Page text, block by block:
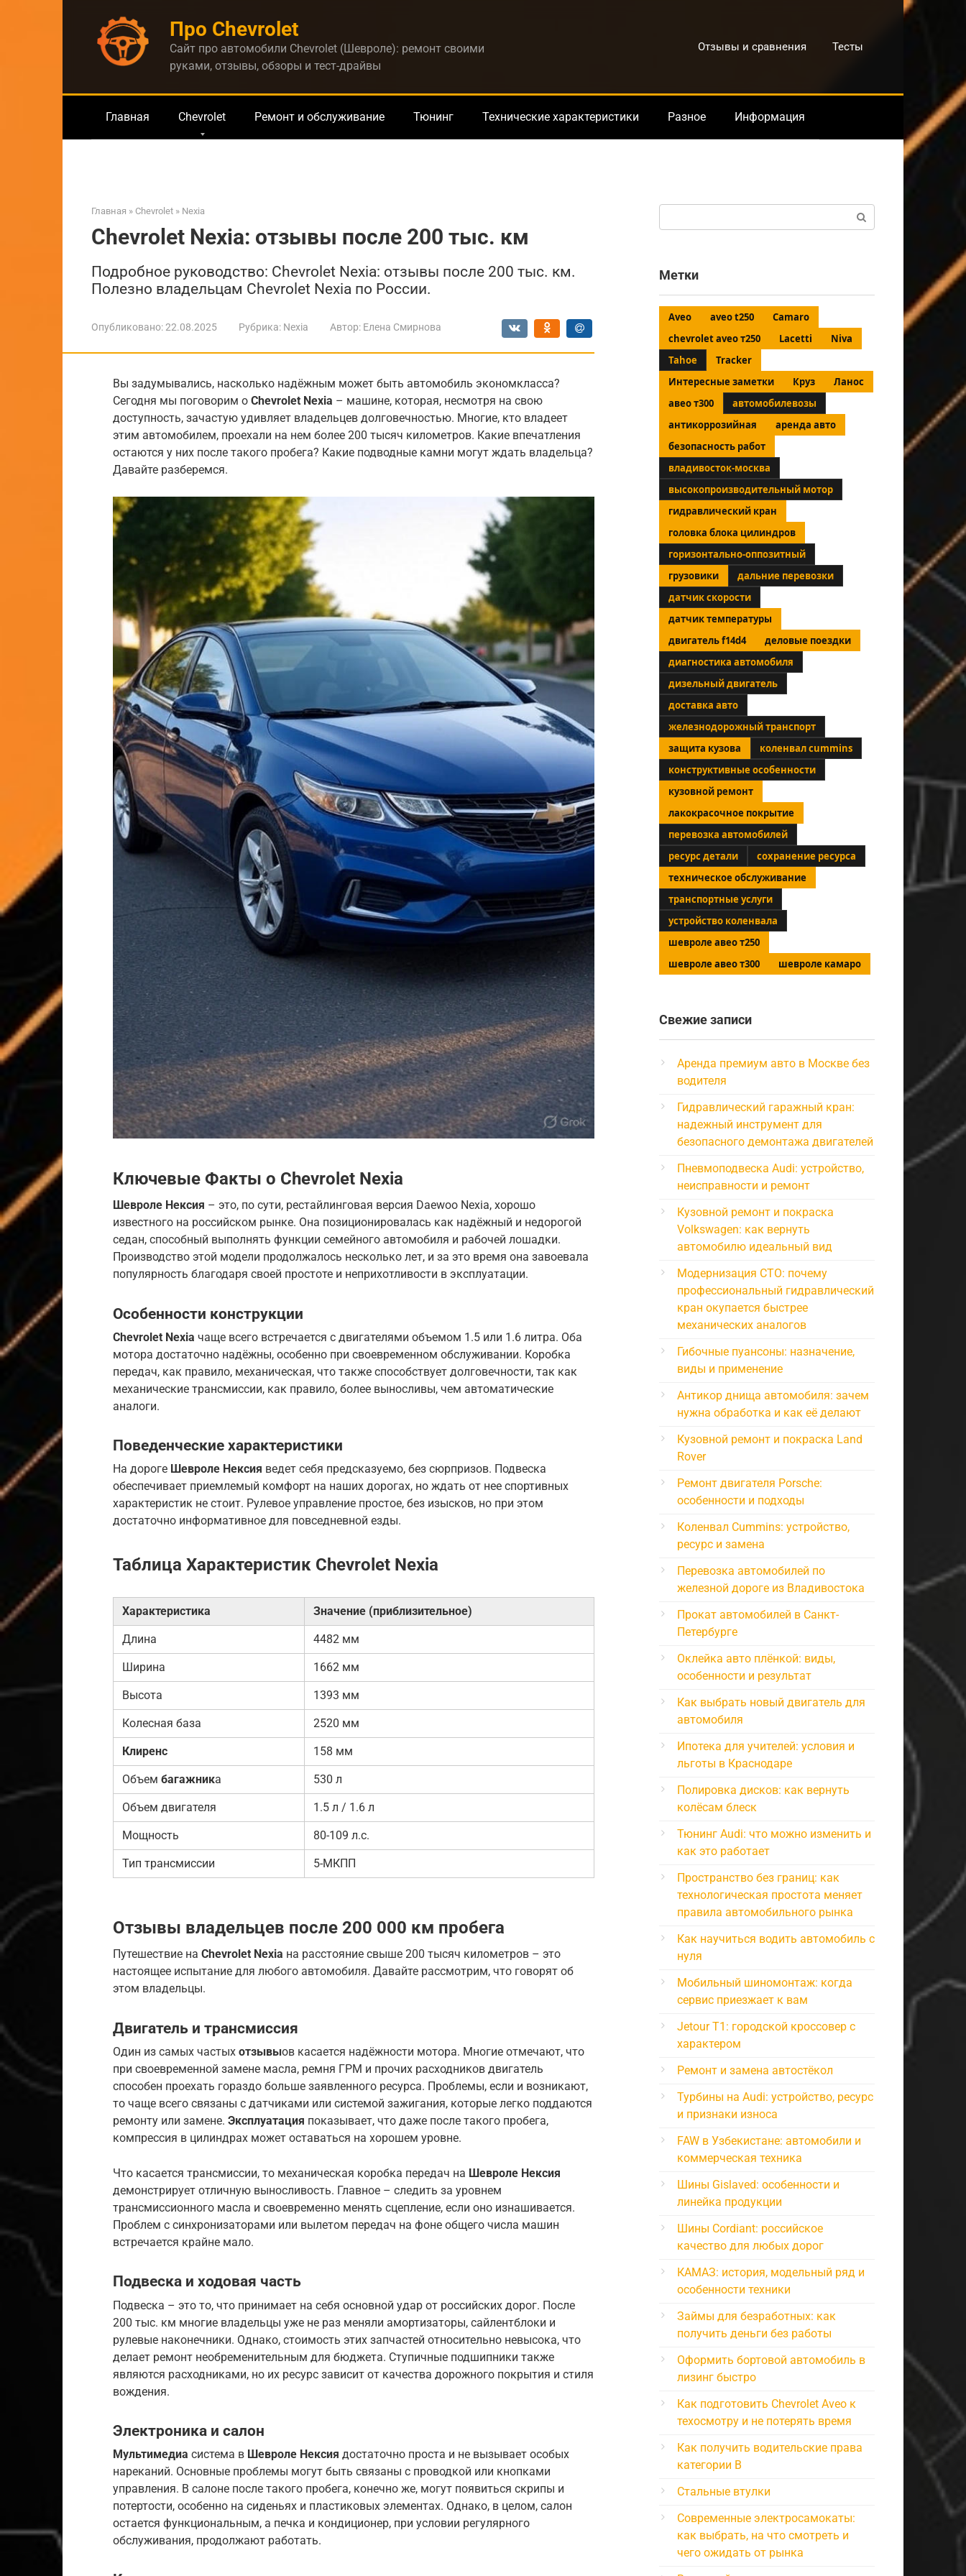
Про Chevrolet
Сайт про автомобили Chevrolet (Шевроле): ремонт своими
руками, отзывы, обзоры и тест-драйвы
Отзывы и сравнения Тесты
Главная Chevrolet Ремонт и обслуживание Тюнинг Технические характеристики Разное Информация
Главная » Chevrolet » Nexia
Chevrolet Nexia: отзывы после 200 тыс. км
Подробное руководство: Chevrolet Nexia: отзывы после 200 тыс. км.
Полезно владельцам Chevrolet Nexia по России.
Опубликовано:22.08.2025 Рубрика: Nexia Автор: Елена Смирнова
Вы задумывались, насколько надёжным может быть автомобиль экономкласса?
Сегодня мы поговорим о Chevrolet Nexia – машине, которая, несмотря на свою
доступность, зачастую удивляет владельцев долговечностью. Многие, кто владеет
этим автомобилем, проехали на нем более 200 тысяч километров. Какие впечатления
остаются у них после такого пробега? Какие подводные камни могут ждать владельца?
Давайте разберемся.
Ключевые Факты о Chevrolet Nexia
Шевроле Нексия – это, по сути, рестайлинговая версия Daewoo Nexia, хорошо
известного на российском рынке. Она позиционировалась как надёжный и недорогой
седан, способный выполнять функции семейного автомобиля и рабочей лошадки.
Производство этой модели продолжалось несколько лет, и за это время она завоевала
популярность благодаря своей простоте и неприхотливости в эксплуатации.
Особенности конструкции
Chevrolet Nexia чаще всего встречается с двигателями объемом 1.5 или 1.6 литра. Оба
мотора достаточно надёжны, особенно при своевременном обслуживании. Коробка
передач, как правило, механическая, что также способствует долговечности, так как
механические трансмиссии, как правило, более выносливы, чем автоматические
аналоги.
Поведенческие характеристики
На дороге Шевроле Нексия ведет себя предсказуемо, без сюрпризов. Подвеска
обеспечивает приемлемый комфорт на наших дорогах, но ждать от нее спортивных
характеристик не стоит. Рулевое управление простое, без изысков, но при этом
достаточно информативное для повседневной езды.
Таблица Характеристик Chevrolet Nexia
Характеристика Значение (приблизительное)
Длина 4482 мм
Ширина 1662 мм
Высота 1393 мм
Колесная база 2520 мм
Клиренс 158 мм
Объем багажника 530 л
Объем двигателя 1.5 л / 1.6 л
Мощность 80-109 л.с.
Тип трансмиссии 5-МКПП
Отзывы владельцев после 200 000 км пробега
Путешествие на Chevrolet Nexia на расстояние свыше 200 тысяч километров – это
настоящее испытание для любого автомобиля. Давайте рассмотрим, что говорят об
этом владельцы.
Двигатель и трансмиссия
Один из самых частых отзывыов касается надёжности мотора. Многие отмечают, что
при своевременной замене масла, ремня ГРМ и прочих расходников двигатель
способен проехать гораздо больше заявленного ресурса. Проблемы, если и возникают,
то чаще всего связаны с датчиками или системой зажигания, которые легко поддаются
ремонту или замене. Эксплуатация показывает, что даже после такого пробега,
компрессия в цилиндрах может оставаться на хорошем уровне.
Что касается трансмиссии, то механическая коробка передач на Шевроле Нексия
демонстрирует отличную выносливость. Главное – следить за уровнем
трансмиссионного масла и своевременно менять сцепление, если оно изнашивается.
Проблем с синхронизаторами или вылетом передач на фоне общего числа машин
встречается крайне мало.
Подвеска и ходовая часть
Подвеска – это то, что принимает на себя основной удар от российских дорог. После
200 тыс. км многие владельцы уже не раз меняли амортизаторы, сайлентблоки и
рулевые наконечники. Однако, стоимость этих запчастей относительно невысока, что
делает ремонт необременительным для бюджета. Ступичные подшипники также
являются расходниками, но их ресурс зависит от качества дорожного покрытия и стиля
вождения.
Электроника и салон
Мультимедиа система в Шевроле Нексия достаточно проста и не вызывает особых
нареканий. Основные проблемы могут быть связаны с проводкой или кнопками
управления. В салоне после такого пробега, конечно же, могут появиться скрипы и
потертости, особенно на сиденьях и пластиковых элементах. Однако, в целом, салон
остается функциональным, а печка и кондиционер, при условии регулярного
обслуживания, продолжают работать.
Метки
Aveo aveo t250
Camaro
chevrolet aveo т250
Lacetti
Niva
Tahoe
Tracker
Интересные заметки
Круз
Ланос
авео т300
автомобилевозы
антикоррозийная
аренда авто
безопасность работ
владивосток-москва
высокопроизводительный мотор
гидравлический кран
головка блока цилиндров
горизонтально-оппозитный
грузовики
дальние перевозки
датчик скорости
датчик температуры
двигатель f14d4
деловые поездки
диагностика автомобиля
дизельный двигатель
доставка авто
железнодорожный транспорт
защита кузова
коленвал cummins
конструктивные особенности
кузовной ремонт
лакокрасочное покрытие
перевозка автомобилей
ресурс детали
сохранение ресурса
техническое обслуживание
транспортные услуги
устройство коленвала
шевроле авео т250
шевроле авео т300
шевроле камаро
Свежие записи
Аренда премиум авто в Москве без
водителя
Гидравлический гаражный кран:
надежный инструмент для
безопасного демонтажа двигателей
Пневмоподвеска Audi: устройство,
неисправности и ремонт
Кузовной ремонт и покраска
Volkswagen: как вернуть
автомобилю идеальный вид
Модернизация СТО: почему
профессиональный гидравлический
кран окупается быстрее
механических аналогов
Гибочные пуансоны: назначение,
виды и применение
Антикор днища автомобиля: зачем
нужна обработка и как её делают
Кузовной ремонт и покраска Land
Rover
Ремонт двигателя Porsche:
особенности и подходы
Коленвал Cummins: устройство,
ресурс и замена
Перевозка автомобилей по
железной дороге из Владивостока
Прокат автомобилей в Санкт-
Петербурге
Оклейка авто плёнкой: виды,
особенности и результат
Как выбрать новый двигатель для
автомобиля
Ипотека для учителей: условия и
льготы в Краснодаре
Полировка дисков: как вернуть
колёсам блеск
Тюнинг Audi: что можно изменить и
как это работает
Пространство без границ: как
технологическая простота меняет
правила автомобильного рынка
Как научиться водить автомобиль с
нуля
Мобильный шиномонтаж: когда
сервис приезжает к вам
Jetour T1: городской кроссовер с
характером
Ремонт и замена автостёкол
Турбины на Audi: устройство, ресурс
и признаки износа
FAW в Узбекистане: автомобили и
коммерческая техника
Шины Gislaved: особенности и
линейка продукции
Шины Cordiant: российское
качество для любых дорог
КАМАЗ: история, модельный ряд и
особенности техники
Займы для безработных: как
получить деньги без работы
Оформить бортовой автомобиль в
лизинг быстро
Как подготовить Chevrolet Aveo к
техосмотру и не потерять время
Как получить водительские права
категории B
Стальные втулки
Современные электросамокаты:
как выбрать, на что смотреть и
чего ожидать от рынка